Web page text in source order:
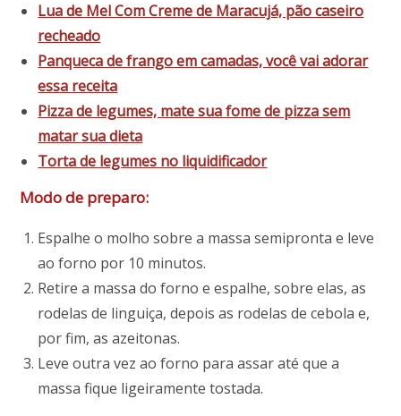
Lua de Mel Com Creme de Maracujá, pão caseiro
recheado
Panqueca de frango em camadas, você vai adorar
essa receita
Pizza de legumes, mate sua fome de pizza sem
matar sua dieta
Torta de legumes no liquidificador
Modo de preparo:
Espalhe o molho sobre a massa semipronta e leve
ao forno por 10 minutos.
Retire a massa do forno e espalhe, sobre elas, as
rodelas de linguiça, depois as rodelas de cebola e,
por fim, as azeitonas.
Leve outra vez ao forno para assar até que a
massa fique ligeiramente tostada.